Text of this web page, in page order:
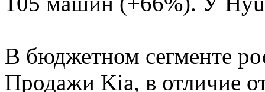
В бюджетном сегменте
Продажи Kia, в отличие